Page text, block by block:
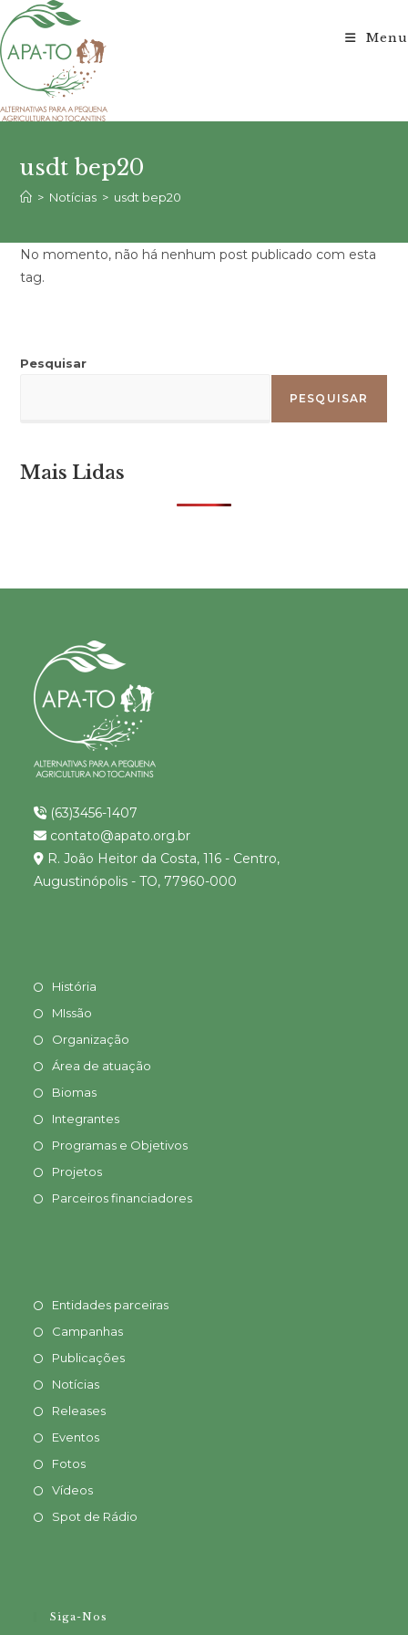
para
o
conteúdo
Menu
usdt bep20
> Notícias > usdt bep20
No momento, não há nenhum post publicado com esta
tag.
Pesquisar
PESQUISAR
Mais Lidas
(63)3456-1407
contato@apato.org.br
R. João Heitor da Costa, 116 - Centro,
Augustinópolis - TO, 77960-000
História
MIssão
Organização
Área de atuação
Biomas
Integrantes
Programas e Objetivos
Projetos
Parceiros financiadores
Entidades parceiras
Campanhas
Publicações
Notícias
Releases
Eventos
Fotos
Vídeos
Spot de Rádio
Siga-Nos